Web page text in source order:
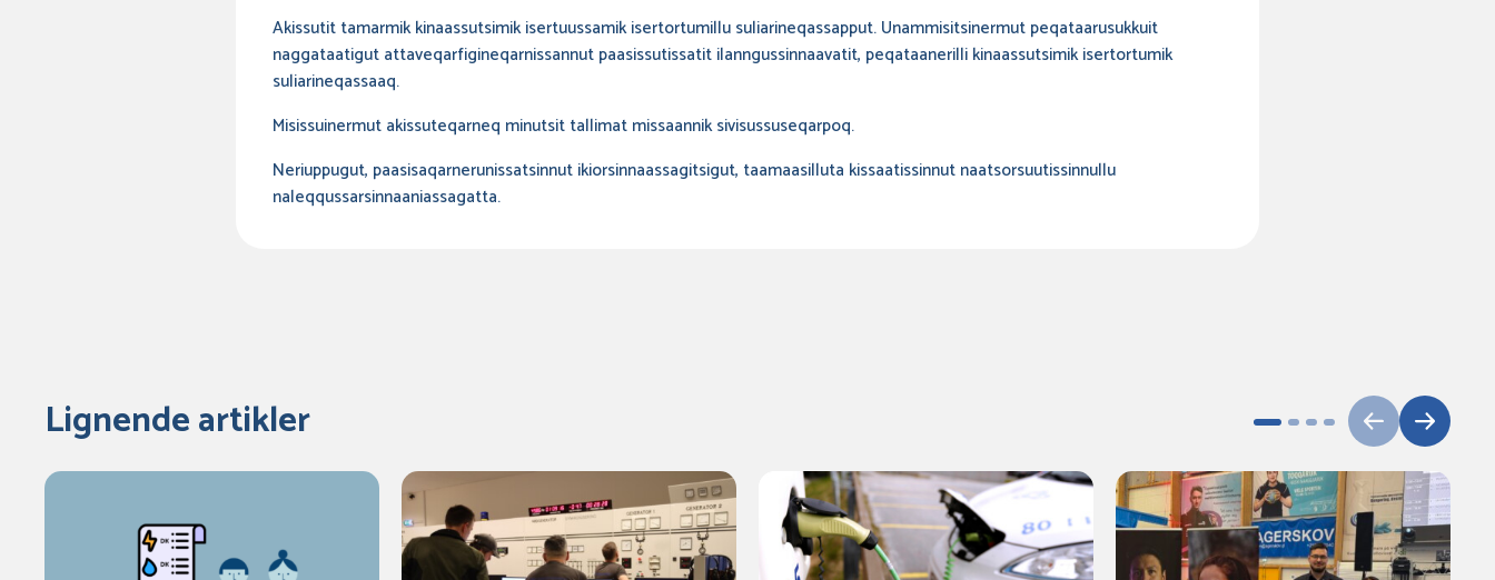
Akissutit tamarmik kinaassutsimik isertuussamik isertortumillu suliarineqassapput. Unammisitsinermut peqataarusukkuit
naggataatigut attaveqarfigineqarnissannut paasissutissatit ilanngussinnaavatit, peqataanerilli kinaassutsimik isertortumik
suliarineqassaaq.
Misissuinermut akissuteqarneq minutsit tallimat missaannik sivisussuseqarpoq.
Neriuppugut, paasisaqarnerunissatsinnut ikiorsinnaassagitsigut, taamaasilluta kissaatissinnut naatsorsuutissinnullu
naleqqussarsinnaaniassagatta.
Lignende artikler